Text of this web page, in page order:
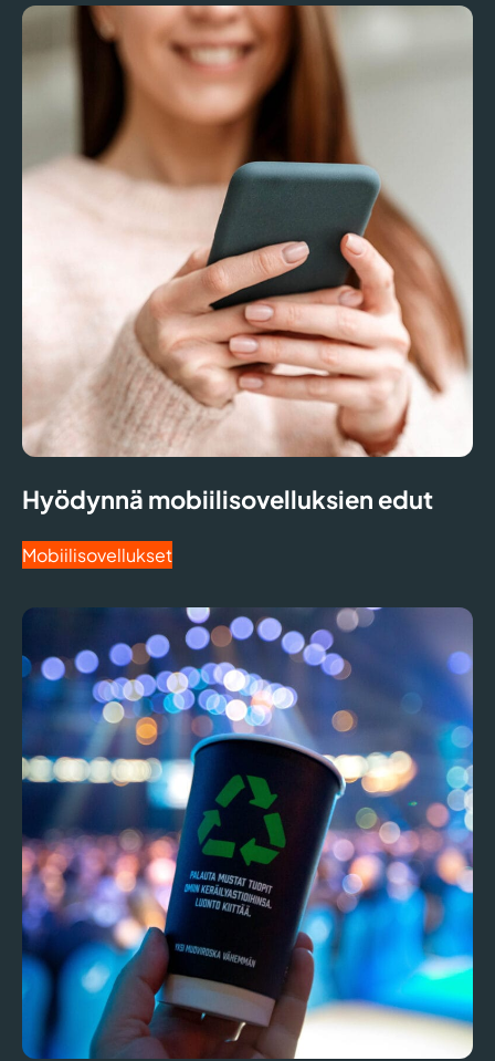
Hyödynnä mobiilisovelluksien edut
Mobiilisovellukset